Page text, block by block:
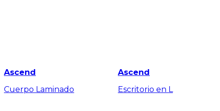
Ascend
Cuerpo Laminado
Ascend
Escritorio en L